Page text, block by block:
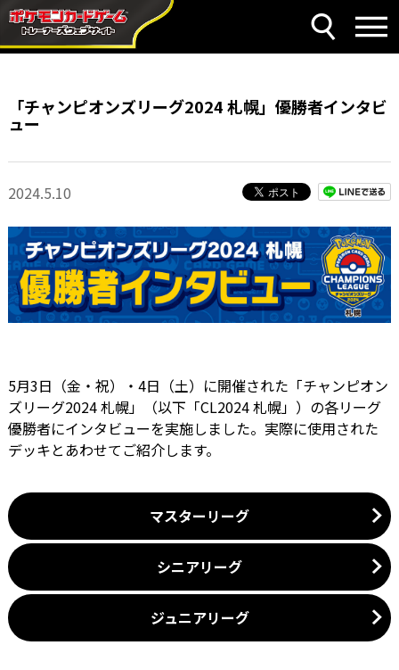
「チャンピオンズリーグ2024 札幌」優勝者インタビ
ュー
2024.5.10
5月3日（金・祝）・4日（土）に開催された「チャンピオン
ズリーグ2024 札幌」（以下「CL2024 札幌」）の各リーグ
優勝者にインタビューを実施しました。実際に使用された
デッキとあわせてご紹介します。
マスターリーグ
シニアリーグ
ジュニアリーグ